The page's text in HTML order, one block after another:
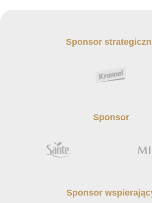
Sponsor
Sponsor
Sponsor